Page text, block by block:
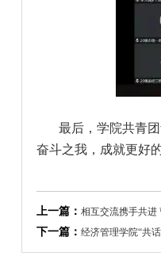
最后，学院共青
奋斗之我，成就更好
上一篇： 相互交流携手共进
下一篇： 经济管理学院“共